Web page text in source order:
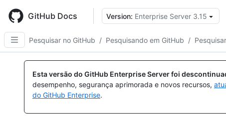
main
content
GitHub Docs Version: Enterprise Server 3.15
Pesquisar no GitHub / Pesquisando em GitHub /
Esta versão do GitHub Enterprise Server foi
desempenho, segurança aprimorada e novos recursos,
do GitHub Enterprise.